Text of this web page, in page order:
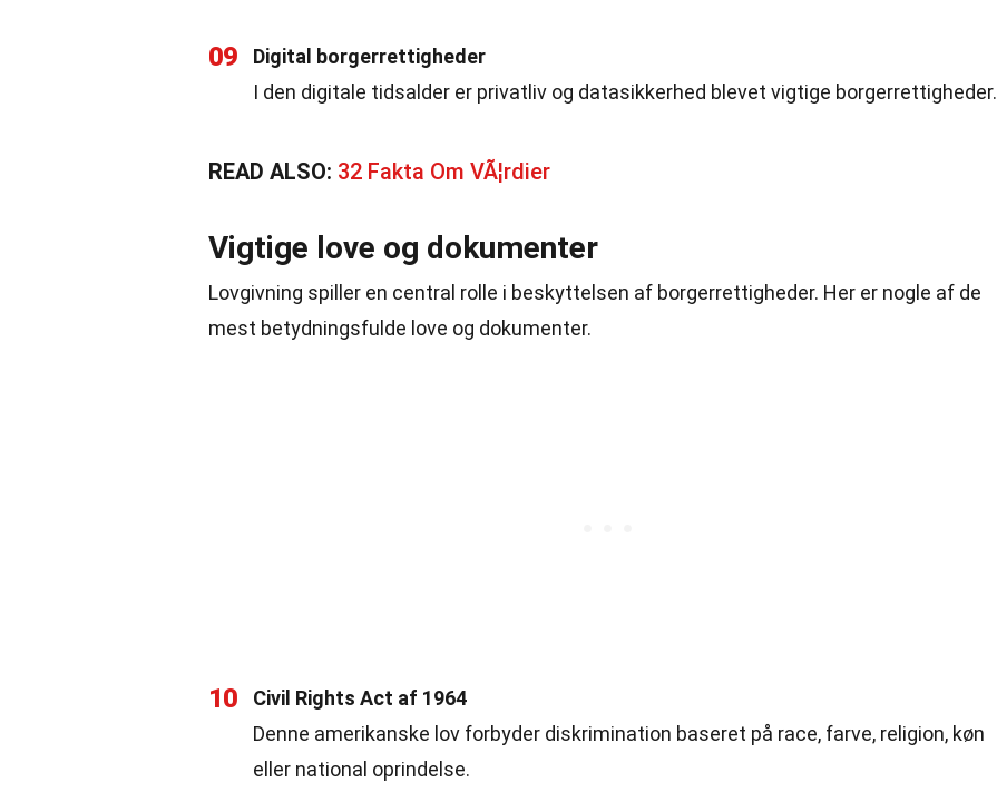
09
Digital borgerrettigheder
I den digitale tidsalder er privatliv og datasikkerhed blevet vigtige borgerrettigheder.
READ ALSO: 32 Fakta Om VÃ¦rdier
Vigtige love og dokumenter
Lovgivning spiller en central rolle i beskyttelsen af borgerrettigheder. Her er nogle af de
mest betydningsfulde love og dokumenter.
10
Civil Rights Act af 1964
Denne amerikanske lov forbyder diskrimination baseret på race, farve, religion, køn
eller national oprindelse.